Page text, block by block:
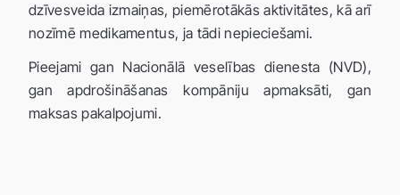
dzīvesveida izmaiņas, piemērotākās aktivitātes, kā arī
nozīmē medikamentus, ja tādi nepieciešami.
Pieejami gan Nacionālā veselības dienesta (NVD),
gan apdrošināšanas kompāniju apmaksāti, gan
maksas pakalpojumi.